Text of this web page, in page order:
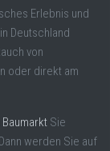
Erlebnis und
Deutschland
von
oder direkt am
Sie
werden Sie auf